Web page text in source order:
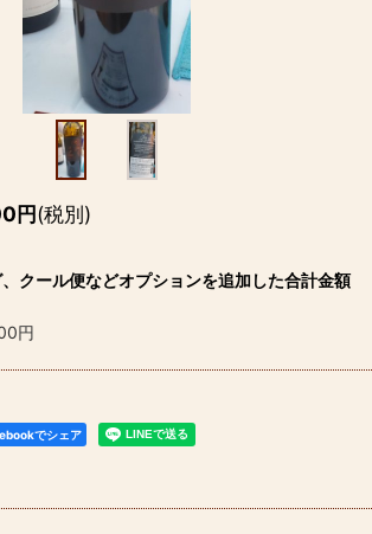
円(税別)
クール便などオプションを追加した合計金額
円
でシェア